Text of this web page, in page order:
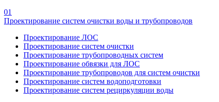
01
Проектирование систем очистки воды и трубопроводов
Проектирование ЛОС
Проектирование систем очистки
Проектирование трубопроводных систем
Проектирование обвязки для ЛОС
Проектирование трубопроводов для систем очистки
Проектирование систем водоподготовки
Проектирование систем рециркуляции воды